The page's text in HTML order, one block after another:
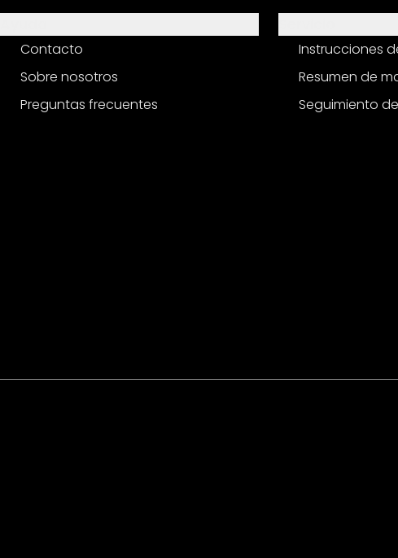
Contacto
Sobre nosotros
Preguntas frecuentes
Instrucciones
Resumen de
Seguimiento